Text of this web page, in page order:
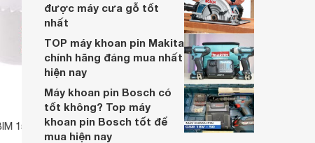
152mm Makita D-
Mũi khoan bê tông chuôi gài
được máy cưa gỗ tốt
nhất
TOP máy khoan pin Makita
chính hãng đáng mua nhất
hiện nay
Máy khoan pin Bosch có
tốt không? Top máy
khoan pin Bosch tốt để
mua hiện nay